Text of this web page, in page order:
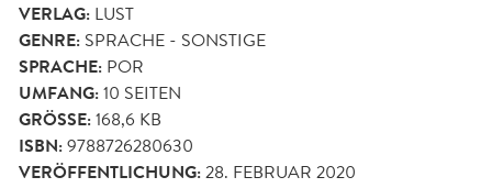
VERLAG: LUST
GENRE: SPRACHE - SONSTIGE
SPRACHE: POR
UMFANG:10 SEITEN
GRÖSSE: 168,6 KB
ISBN:9788726280630
VERÖFFENTLICHUNG:28. FEBRUAR 2020